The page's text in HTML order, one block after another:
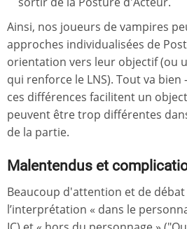
Ainsi, nos joueurs de vampires
approches individualisées de
orientation vers leur objectif (ou
qui renforce le LNS). Tout va bien
ces différences facilitent un
peuvent être trop différentes
de la partie.
Malentendus et
Beaucoup d'attention et de débat
l’interprétation « dans le